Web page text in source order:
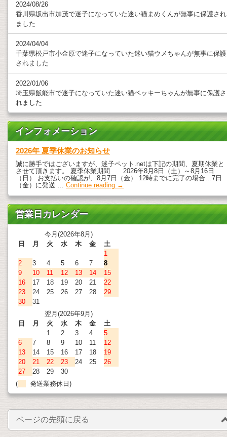
2024/08/26
香川県坂出市加茂で迷子になっていた迷い猫まめくんが無事に保護され
ました
2024/04/04
千葉県松戸市小金原で迷子になっていた迷い猫ウメちゃんが無事に保護
されました
2022/01/06
埼玉県飯能市で迷子になっていた迷い猫ベッキーちゃんが無事に保護さ
れました
インフォメーション
2026年 夏季休業のお知らせ
誠に勝手ではございますが、迷子ペット.netは下記の期間、夏期休業と
させて頂きます。 夏季休業期間 2026年8月8日（土）～8月16日
（日） お支払いの確認が、8月7日（金） 12時までに完了の場合…7日
（金）に発送 … Continue reading →
営業日カレンダー
今月(2026年8月)
日
月 火 水 木 金
土
1
2
3 4 5 6 7
8
9
10 11 12 13 14
15
16
17 18 19 20 21
22
23
24 25 26 27 28
29
30
31
翌月(2026年9月)
日
月 火 水 木 金
土
1
2 3 4
5
6
7 8 9 10 11
12
13
14 15 16 17 18
19
20
21 22 23 24 25
26
27
28 29
30
(
発送業務休日)
ページの先頭に戻る